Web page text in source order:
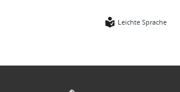
Leichte Sprache